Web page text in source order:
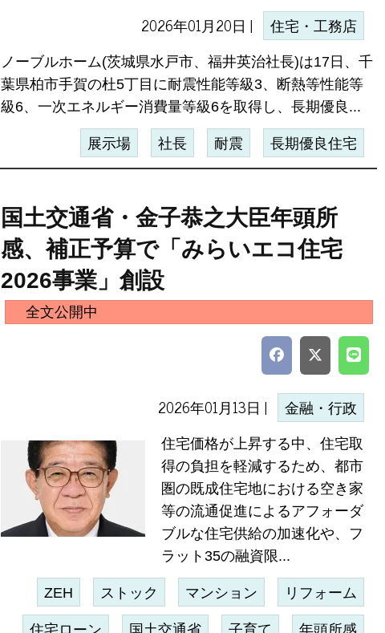
2026年01月20日 | 住宅・工務店
ノーブルホーム(茨城県水戸市、福井英治社長)は17日、千
葉県柏市手賀の杜5丁目に耐震性能等級3、断熱等性能等
級6、一次エネルギー消費量等級6を取得し、長期優良...
展示場 社長 耐震 長期優良住宅
国土交通省・金子恭之大臣年頭所
感、補正予算で「みらいエコ住宅
2026事業」創設
全文公開中
2026年01月13日 | 金融・行政
住宅価格が上昇する中、住宅取
得の負担を軽減するため、都市
圏の既成住宅地における空き家
等の流通促進によるアフォーダ
ブルな住宅供給の加速化や、フ
ラット35の融資限...
ZEH ストック マンション リフォーム
住宅ローン 国土交通省 子育て 年頭所感